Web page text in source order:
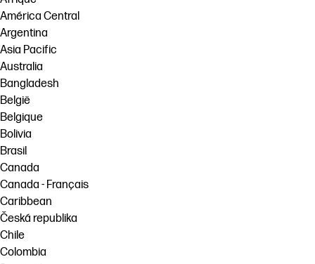
América Central
Argentina
Asia Pacific
Australia
Bangladesh
België
Belgique
Bolivia
Brasil
Canada
Canada - Français
Caribbean
Česká republika
Chile
Colombia